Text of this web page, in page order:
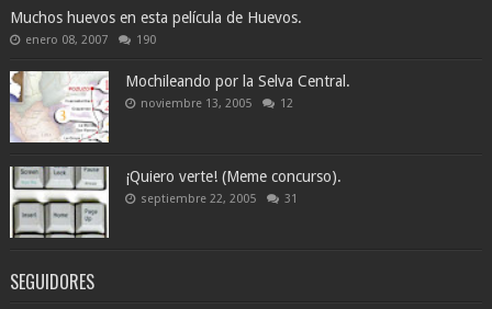
Muchos huevos en esta película de Huevos.
enero 08, 2007 190
Mochileando por la Selva Central.
noviembre 13, 2005 12
¡Quiero verte! (Meme concurso).
septiembre 22, 2005 31
SEGUIDORES